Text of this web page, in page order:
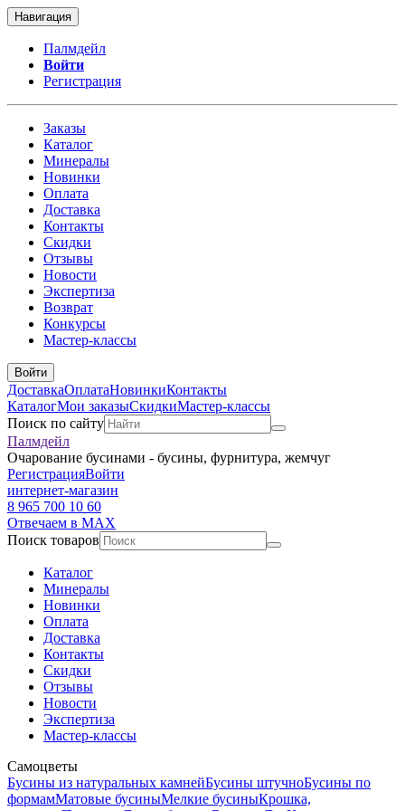
Навигация
Палмдейл
Войти
Регистрация
Заказы
Каталог
Минералы
Новинки
Оплата
Доставка
Контакты
Скидки
Отзывы
Новости
Экспертиза
Возврат
Конкурсы
Мастер-классы
Войти
ДоставкаОплатаНовинкиКонтакты
КаталогМои заказыСкидкиМастер-классы
Поиск по сайту
Палмдейл
Очарование бусинами - бусины, фурнитура, жемчуг
РегистрацияВойти
интернет-магазин
8 965 700 10 60
Отвечаем в MAX
Поиск товаров
Каталог
Минералы
Новинки
Оплата
Доставка
Контакты
Скидки
Отзывы
Новости
Экспертиза
Мастер-классы
Самоцветы
Бусины из натуральных камнейБусины штучноБусины по
формамМатовые бусиныМелкие бусиныКрошка,